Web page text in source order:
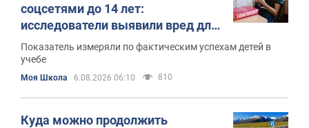
соцсетями до 14 лет:
исследователи выявили вред для
учебы
Показатель измеряли по фактическим успехам детей в
учебе
Моя Школа 6.08.2026 06:10 810
Куда можно продолжить